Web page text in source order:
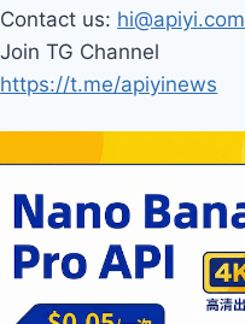
Contact us: hi@apiyi.com
Join TG Channel
https://t.me/apiyinews